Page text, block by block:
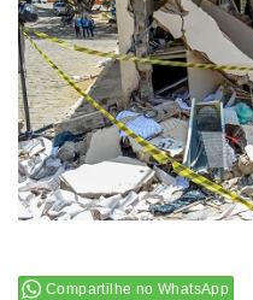
Compartilhe no WhatsApp